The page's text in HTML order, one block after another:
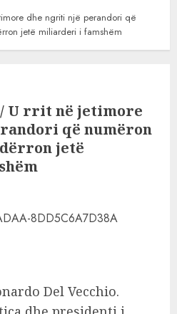
dhe ngriti një perandori që
jetë miliarderi i famshëm
U rrit në jetimore
që numëron
jetë
Del Vecchio.